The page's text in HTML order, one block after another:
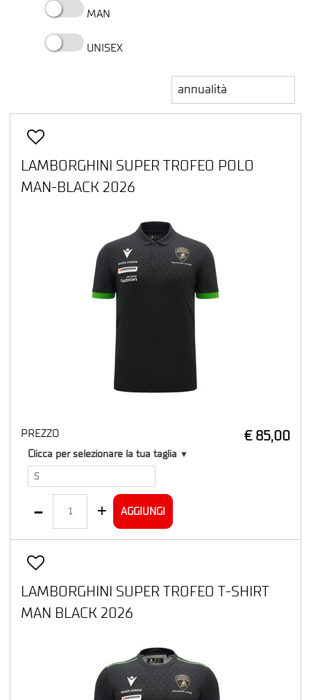
MAN
UNISEX
LAMBORGHINI SUPER TROFEO POLO
MAN-BLACK 2026
PREZZO € 85,00
T1
Clicca per selezionare la tua taglia ▼
AGGIUNGI
LAMBORGHINI SUPER TROFEO T-SHIRT
MAN BLACK 2026